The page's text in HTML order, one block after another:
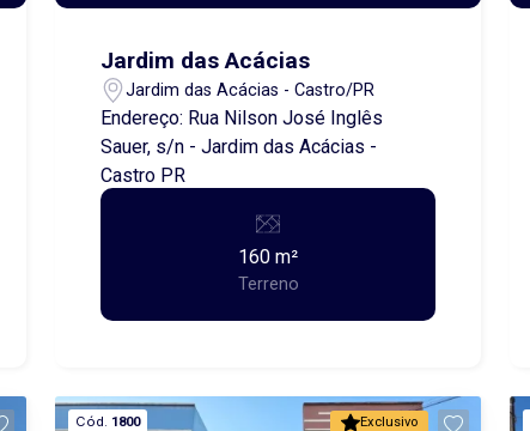
Jardim das Acácias
Jardim das Acácias - Castro/PR
Endereço: Rua Nilson José Inglês
Sauer, s/n - Jardim das Acácias -
Castro PR
160 m²
Terreno
Exclusivo
Cód. 1800